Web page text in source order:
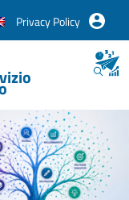
Privacy Policy